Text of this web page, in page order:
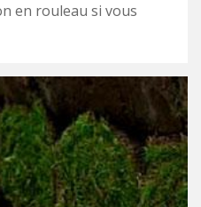
en rouleau si vous